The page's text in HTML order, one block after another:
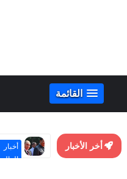
القائمة
أخر الأخبار
أخبار
العالم